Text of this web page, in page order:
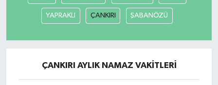
YAPRAKLI ÇANKIRI ŞABANÖZÜ
ÇANKIRI AYLIK NAMAZ VAKITLERI